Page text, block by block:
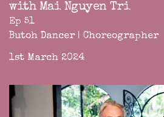
with Mai Nguyen Tri
Ep 51
Butoh Dancer | Choreographer
1st March 2024